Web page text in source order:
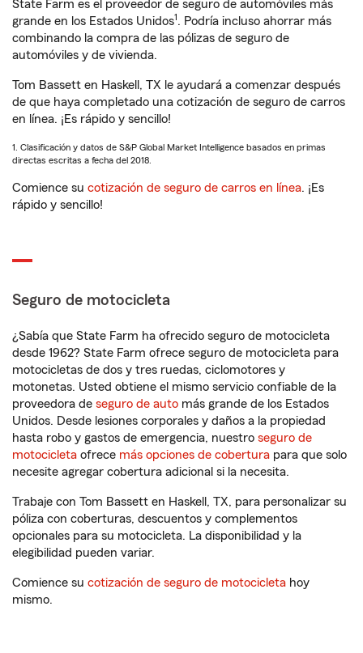
State Farm es el proveedor de seguro de automóviles más
grande en los Estados Unidos1. Podría incluso ahorrar más
combinando la compra de las pólizas de seguro de
automóviles y de vivienda.
Tom Bassett en Haskell, TX le ayudará a comenzar después
de que haya completado una cotización de seguro de carros
en línea. ¡Es rápido y sencillo!
1. Clasificación y datos de S&P Global Market Intelligence basados en primas
directas escritas a fecha del 2018.
Comience su cotización de seguro de carros en línea. ¡Es
rápido y sencillo!
Seguro de motocicleta
¿Sabía que State Farm ha ofrecido seguro de motocicleta
desde 1962? State Farm ofrece seguro de motocicleta para
motocicletas de dos y tres ruedas, ciclomotores y
motonetas. Usted obtiene el mismo servicio confiable de la
proveedora de seguro de auto más grande de los Estados
Unidos. Desde lesiones corporales y daños a la propiedad
hasta robo y gastos de emergencia, nuestro seguro de
motocicleta ofrece más opciones de cobertura para que solo
necesite agregar cobertura adicional si la necesita.
Trabaje con Tom Bassett en Haskell, TX, para personalizar su
póliza con coberturas, descuentos y complementos
opcionales para su motocicleta. La disponibilidad y la
elegibilidad pueden variar.
Comience su cotización de seguro de motocicleta hoy
mismo.